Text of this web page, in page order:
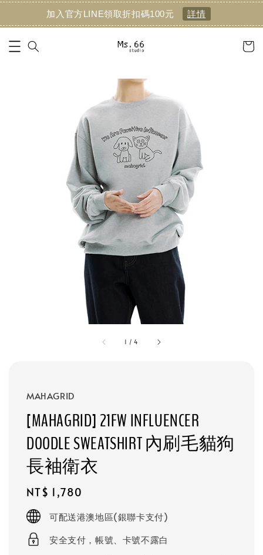
加入官方LINE領取折扣碼100元 詳情
1 /4
MAHAGRID
[MAHAGRID] 21FW INFLUENCER
DOODLE SWEATSHIRT 內刷毛貓狗
長袖衛衣
Regular
price
NT$ 1,780
可配送港澳地區(銀聯卡支付)
安全支付，帳號、卡號不露白